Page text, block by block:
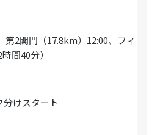
第2関門（17.8km）12:00、フィ
間40分）
けスタート